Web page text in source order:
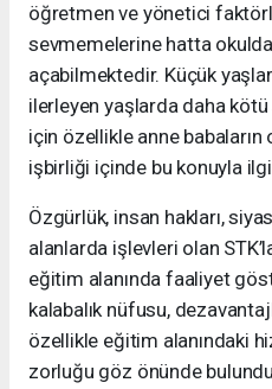
öğretmen ve yönetici
sevmemelerine hatta
açabilmektedir. Küçük
ilerleyen yaşlarda daha
için özellikle anne
işbirliği içinde bu konuyla
Özgürlük, insan hakları,
alanlarda işlevleri olan
eğitim alanında faaliyet
kalabalık nüfusu,
özellikle eğitim alanındaki
zorluğu göz önünde